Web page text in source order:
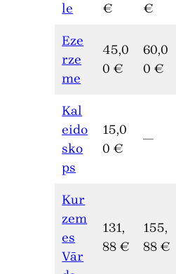
le
€
€
Eze
rze
me
45,0
0 €
60,0
0 €
Kal
eido
sko
ps
15,0
0 €
—
Kur
zem
es
Vār
131,
88 €
155,
88 €